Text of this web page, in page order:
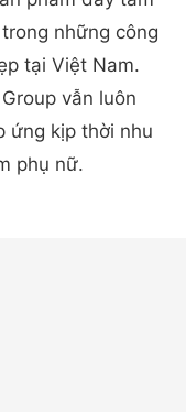
những công
tại Việt Nam.
vẫn luôn
ứng kịp thời nhu
phụ nữ.